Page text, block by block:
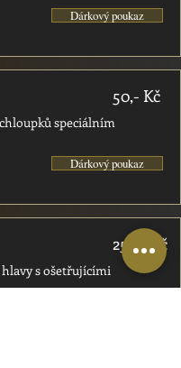
Dárkový poukaz
50,- Kč
speciálním
Dárkový poukaz
250,- Kč
s ošetřujícími